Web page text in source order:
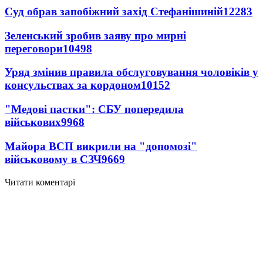
Суд обрав запобіжний захід Стефанішиній12283
Зеленський зробив заяву про мирні
переговори10498
Уряд змінив правила обслуговування чоловіків у
консульствах за кордоном10152
"Медові пастки": СБУ попередила
військових9968
Майора ВСП викрили на "допомозі"
військовому в СЗЧ9669
Читати коментарі